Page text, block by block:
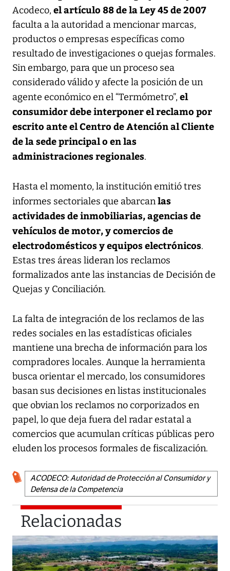
Acodeco, el artículo 88 de la Ley 45 de 2007
faculta a la autoridad a mencionar marcas,
productos o empresas específicas como
resultado de investigaciones o quejas formales.
Sin embargo, para que un proceso sea
considerado válido y afecte la posición de un
agente económico en el “Termómetro”, el
consumidor debe interponer el reclamo por
escrito ante el Centro de Atención al Cliente
de la sede principal o en las
administraciones regionales.
Hasta el momento, la institución emitió tres
informes sectoriales que abarcanlas
actividades de inmobiliarias, agencias de
vehículos de motor, y comercios de
electrodomésticos y equipos electrónicos.
Estas tres áreas lideran los reclamos
formalizados ante las instancias de Decisión de
Quejas y Conciliación.
La falta de integración de los reclamos de las
redes sociales en las estadísticas oficiales
mantiene una brecha de información para los
compradores locales. Aunque la herramienta
busca orientar el mercado, los consumidores
basan sus decisiones en listas institucionales
que obvian los reclamos no corporizados en
papel, lo que deja fuera del radar estatal a
comercios que acumulan críticas públicas pero
eluden los procesos formales de fiscalización.
ACODECO: Autoridad de Protección al Consumidor y
Defensa de la Competencia
Relacionadas